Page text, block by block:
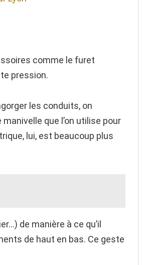
comme le furet
pression.
les conduits, on
que l’on utilise pour
lui, est beaucoup plus
de manière à ce qu’il
de haut en bas. Ce geste